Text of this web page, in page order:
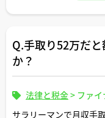
Q.手取り52万だ
か？
法律と税金> ファ
サラリーマンで月収手